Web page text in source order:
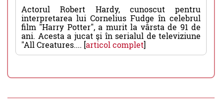
Actorul Robert Hardy, cunoscut pentru
interpretarea lui Cornelius Fudge în celebrul
film "Harry Potter", a murit la vârsta de 91 de
ani. Acesta a jucat şi în serialul de televiziune
"All Creatures.... [articol complet]